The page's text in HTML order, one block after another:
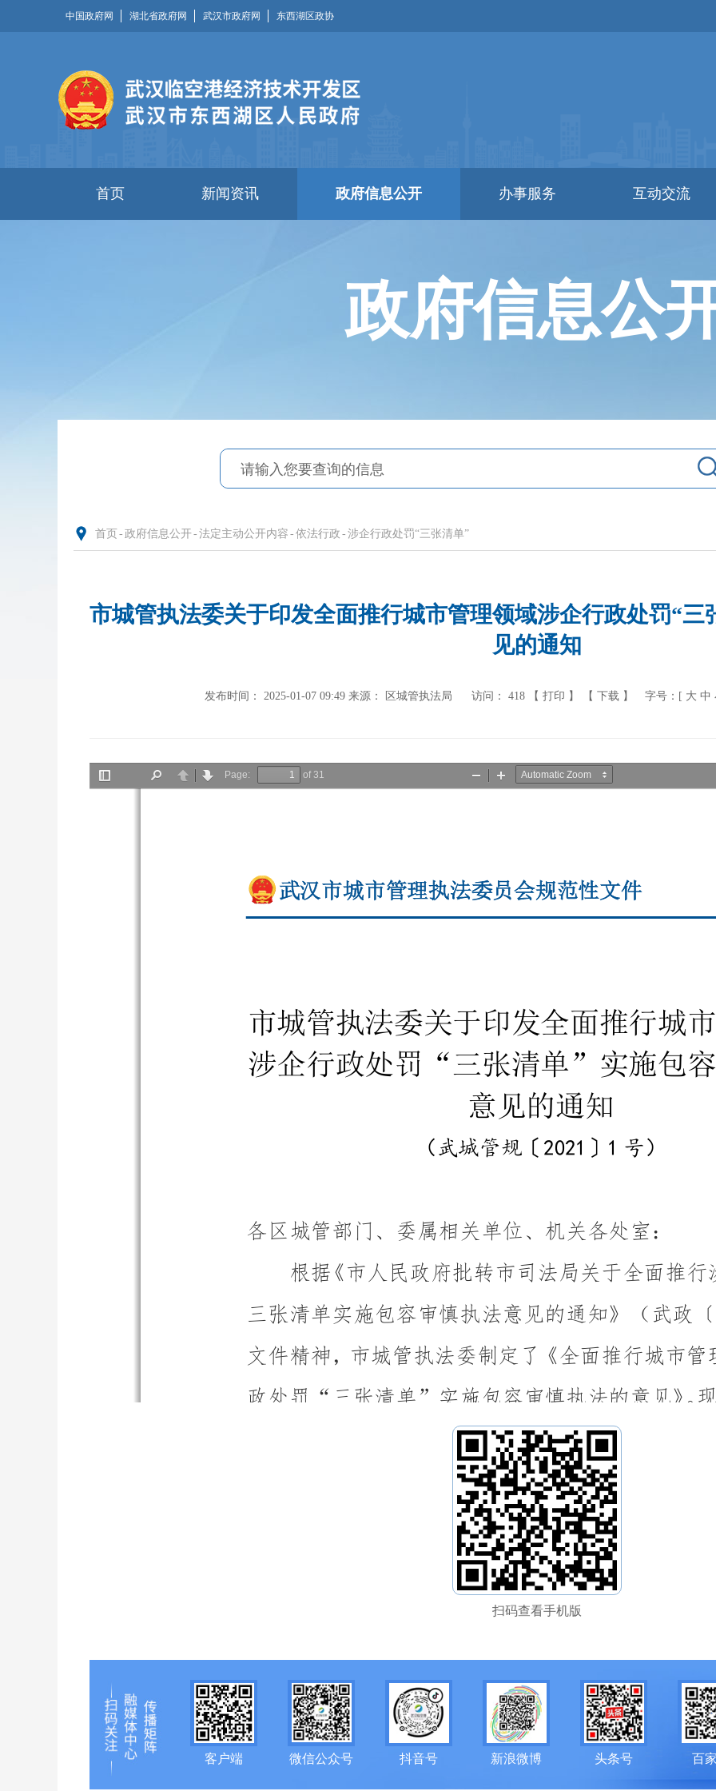
中国政府网 湖北省政府网 武汉市政府网 东西湖区政协
首页 新闻资讯 政府信息公开 办事服务 互动交流
政府信息公
首页 - 政府信息公开- 法定主动公开内容 - 依法行政 - 涉企行政处罚“三张清单”
市城管执法委关于印发全面推行城市管理领域涉企行政处罚“三
见的通知
发布时间： 2025-01-07 09:49 来源： 区城管执法局 访问： 418 【 打印 】 【 下载 】 字号：[ 大 中
扫码查看手机版
客户端 微信公众号 抖音号 新浪微博 头条号 百